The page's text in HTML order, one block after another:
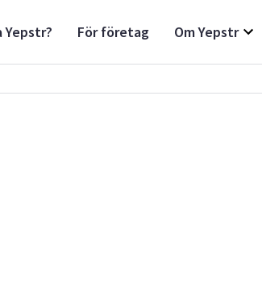
Yepstr? För företag Om Yepstr